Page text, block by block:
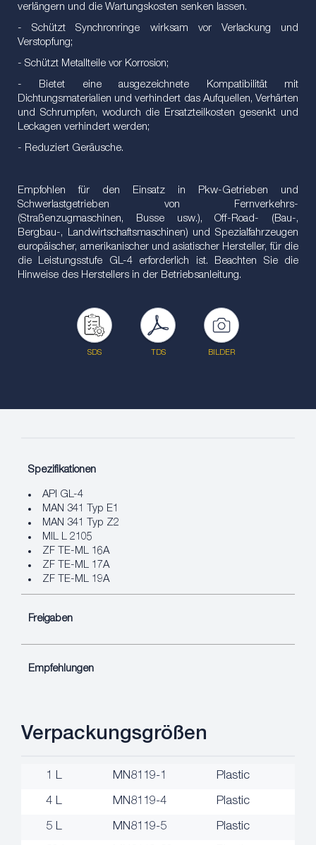
verlängern und die Wartungskosten senken lassen.
- Schützt Synchronringe wirksam vor Verlackung und
Verstopfung;
- Schützt Metallteile vor Korrosion;
- Bietet eine ausgezeichnete Kompatibilität mit
Dichtungsmaterialien und verhindert das Aufquellen, Verhärten
und Schrumpfen, wodurch die Ersatzteilkosten gesenkt und
Leckagen verhindert werden;
- Reduziert Geräusche.
Empfohlen für den Einsatz in Pkw-Getrieben und
Schwerlastgetrieben von Fernverkehrs-
(Straßenzugmaschinen, Busse usw.), Off-Road- (Bau-,
Bergbau-, Landwirtschaftsmaschinen) und Spezialfahrzeugen
europäischer, amerikanischer und asiatischer Hersteller, für die
die Leistungsstufe GL-4 erforderlich ist. Beachten Sie die
Hinweise des Herstellers in der Betriebsanleitung.
SDS TDS BILDER
Spezifikationen
API GL-4
MAN 341 Typ E1
MAN 341 Typ Z2
MIL L 2105
ZF TE-ML 16A
ZF TE-ML 17A
ZF TE-ML 19A
Freigaben
Empfehlungen
Verpackungsgrößen
1 L MN8119-1 Plastic
4 L MN8119-4 Plastic
5 L MN8119-5 Plastic